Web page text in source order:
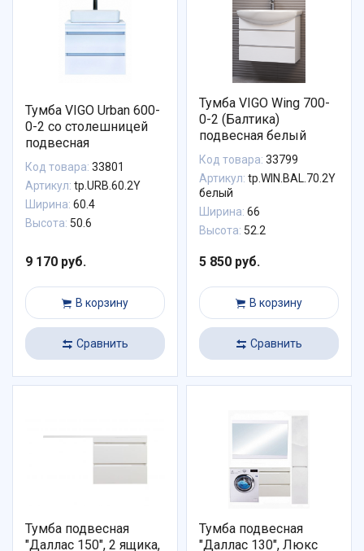
Тумба VIGO Urban 600-
0-2 со столешницей
подвесная
Код товара: 33801
Артикул: tp.URB.60.2Y
Ширина: 60.4
Высота: 50.6
9 170 руб.
В корзину
Сравнить
Тумба VIGO Wing 700-
0-2 (Балтика)
подвесная белый
Код товара: 33799
Артикул: tp.WIN.BAL.70.2Y
белый
Ширина: 66
Высота: 52.2
5 850 руб.
В корзину
Сравнить
Тумба подвесная
"Даллас 150", 2 ящика,
Тумба подвесная
"Даллас 130", Люкс